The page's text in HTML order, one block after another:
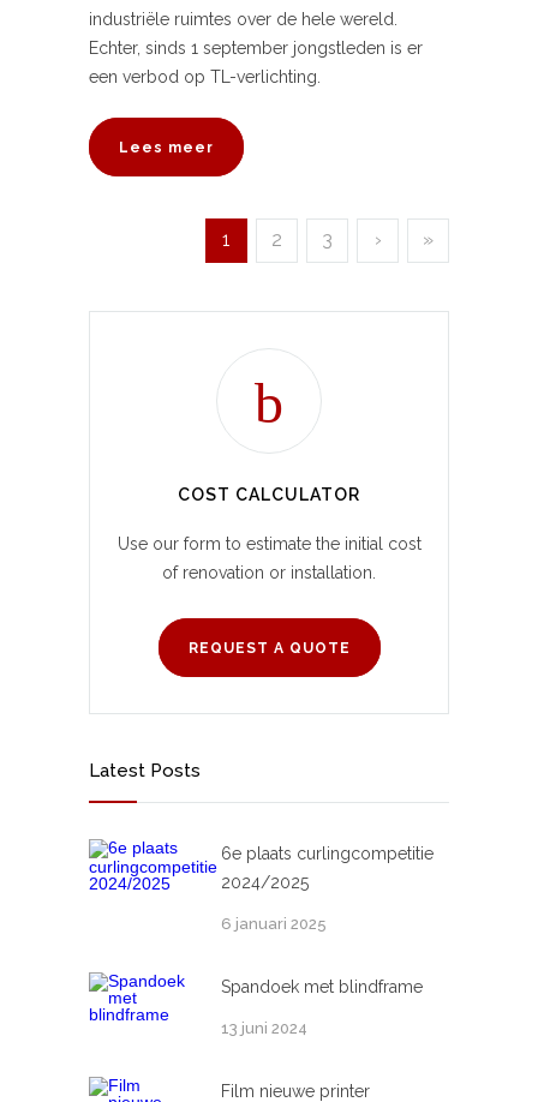
industriële ruimtes over de hele wereld.
Echter, sinds 1 september jongstleden is er
een verbod op TL-verlichting.
Lees meer
1 2 3 › »
COST CALCULATOR
Use our form to estimate the initial cost
of renovation or installation.
REQUEST A QUOTE
Latest Posts
6e plaats curlingcompetitie
2024/2025
6 januari 2025
Spandoek met blindframe
13 juni 2024
Film nieuwe printer